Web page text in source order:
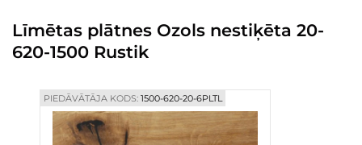
Blogs
Kontaktinformācija
Līmētas plātnes Ozols nestiķēta 20-
620-1500 Rustik
PIEDĀVĀTĀJA KODS:1500-620-20-6PLTL